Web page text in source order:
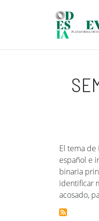
El tema
español e
binaria
identificar
acosado,